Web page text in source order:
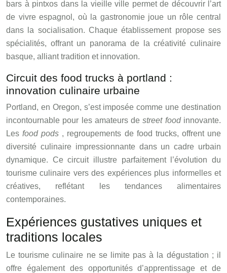
bars à pintxos dans la vieille ville permet de découvrir l’art
de vivre espagnol, où la gastronomie joue un rôle central
dans la socialisation. Chaque établissement propose ses
spécialités, offrant un panorama de la créativité culinaire
basque, alliant tradition et innovation.
Circuit des food trucks à portland :
innovation culinaire urbaine
Portland, en Oregon, s’est imposée comme une destination
incontournable pour les amateurs destreet food innovante.
Lesfood pods , regroupements de food trucks, offrent une
diversité culinaire impressionnante dans un cadre urbain
dynamique. Ce circuit illustre parfaitement l’évolution du
tourisme culinaire vers des expériences plus informelles et
créatives, reflétant les tendances alimentaires
contemporaines.
Expériences gustatives uniques et
traditions locales
Le tourisme culinaire ne se limite pas à la dégustation ; il
offre également des opportunités d’apprentissage et de